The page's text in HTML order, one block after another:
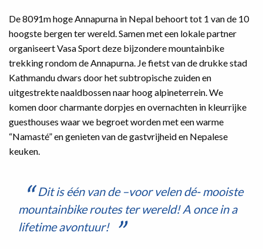
De 8091m hoge Annapurna in Nepal behoort tot 1 van de 10
hoogste bergen ter wereld. Samen met een lokale partner
organiseert Vasa Sport deze bijzondere mountainbike
trekking rondom de Annapurna. Je fietst van de drukke stad
Kathmandu dwars door het subtropische zuiden en
uitgestrekte naaldbossen naar hoog alpineterrein. We
komen door charmante dorpjes en overnachten in kleurrijke
guesthouses waar we begroet worden met een warme
“Namasté” en genieten van de gastvrijheid en Nepalese
keuken.
Dit is één van de –voor velen dé- mooiste
mountainbike routes ter wereld! A once in a
lifetime avontuur!